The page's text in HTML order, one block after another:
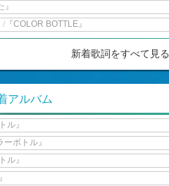
/ 『COLOR BOTTLE』
新着歌詞をすべて見る
アルバム
ル』
ーボトル』
ル』